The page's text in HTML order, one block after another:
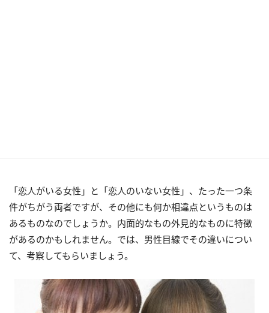
「恋人がいる女性」と「恋人のいない女性」、たった一つ条
件がちがう両者ですが、その他にも何か相違点というものは
あるものなのでしょうか。内面的なもの外見的なものに特徴
があるのかもしれません。では、男性目線でその違いについ
て、考察してもらいましょう。